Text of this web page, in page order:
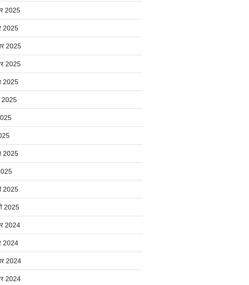
2025
2025
2025
2025
2025
2025
2025
2025
2025
2024
2024
2024
2024